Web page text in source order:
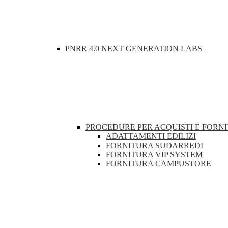
PNRR 4.0 NEXT GENERATION LABS
PROCEDURE PER ACQUISTI E
ADATTAMENTI EDILIZI
FORNITURA SUDARREDI
FORNITURA VIP SYSTEM
FORNITURA CAMPUSTORE